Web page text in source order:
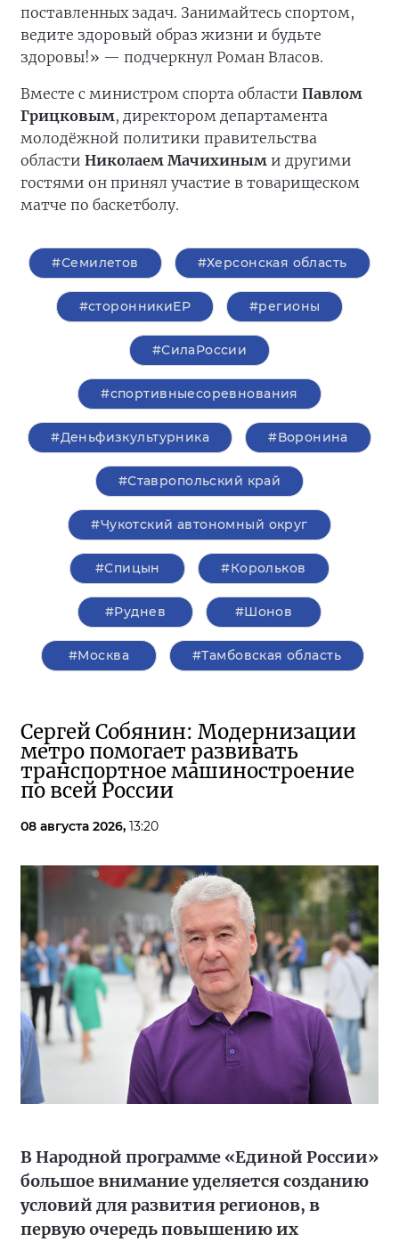
поставленных задач. Занимайтесь спортом,
ведите здоровый образ жизни и будьте
здоровы!» — подчеркнул Роман Власов.
Вместе с министром спорта области Павлом
Грицковым, директором департамента
молодёжной политики правительства
области Николаем Мачихиным и другими
гостями он принял участие в товарищеском
матче по баскетболу.
#Семилетов #Херсонская область
#сторонникиЕР #регионы
#СилаРоссии
#спортивныесоревнования
#Деньфизкультурника #Воронина
#Ставропольский край
#Чукотский автономный округ
#Спицын #Корольков
#Руднев #Шонов
#Москва #Тамбовская область
Сергей Собянин: Модернизации
метро помогает развивать
транспортное машиностроение
по всей России
08 августа 2026, 13:20
В Народной программе «Единой России»
большое внимание уделяется созданию
условий для развития регионов, в
первую очередь повышению их